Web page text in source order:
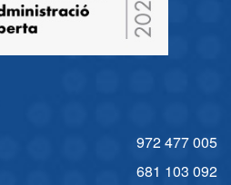
972 477 005
681 103 092